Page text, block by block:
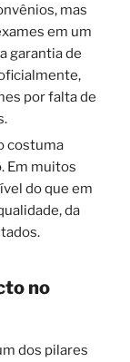
mas
em um
garantia de
por falta de
costuma
Em muitos
do que em
da
no
dos pilares